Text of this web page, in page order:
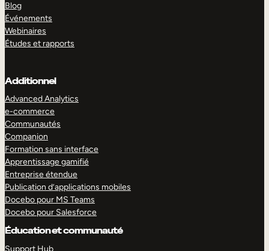
Blog
Événements
Webinaires
Études et rapports
Additionnel
Advanced Analytics
e-commerce
Communautés
Companion
Formation sans interface
Apprentissage gamifié
Entreprise étendue
Publication d’applications mobiles
Docebo pour MS Teams
Docebo pour Salesforce
Éducation et communauté
Support Hub